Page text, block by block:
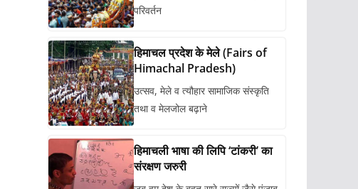
परिवर्तन
हिमाचल प्रदेश के मेले (Fairs of
Himachal Pradesh)
उत्सव, मेले व त्यौहार सामाजिक संस्कृति
तथा व मेलजोल बढ़ाने
हिमाचली भाषा की लिपि ‘टांकरी’ का
संरक्षण जरुरी